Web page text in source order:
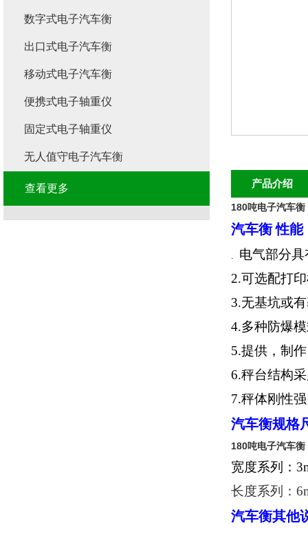
产品介绍
180吨电子汽车
汽车衡 性能
.
电气部分
2.可选配打
3.无基坑或
4.多种防爆
5.提供，制作
6.秤台结构
7.秤体刚性
汽车衡规格
180吨电子汽车
宽度系列：
长度系列：
汽车衡其他
数字式电子汽车衡
出口式电子汽车衡
移动式电子汽车衡
便携式电子轴重仪
固定式电子轴重仪
无人值守电子汽车衡
查看更多